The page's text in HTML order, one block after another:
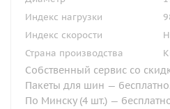
Индекс нагрузки
Индекс скорости
H
Страна производства
Собственный сервис со
Пакеты для шин —
По Минску (4 шт.) —